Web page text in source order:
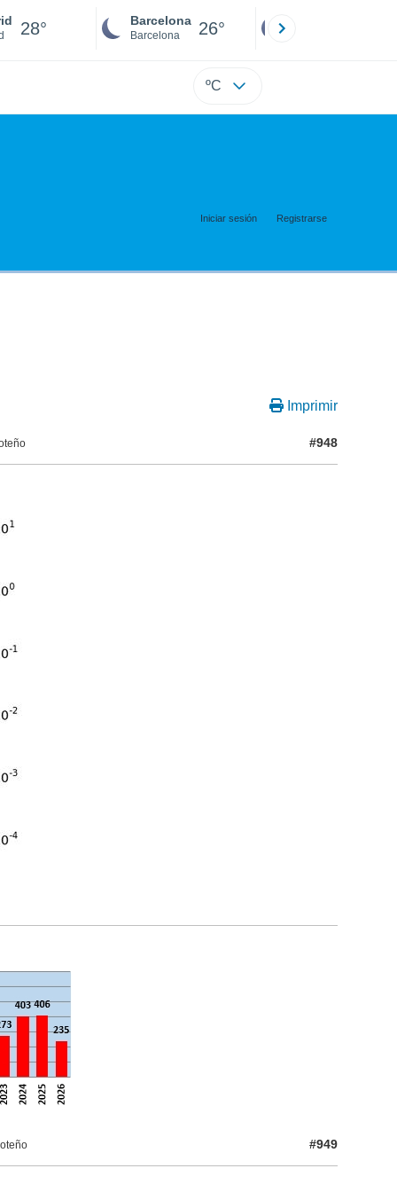
28° Barcelona
Barcelona 26°
ºC
Iniciar sesión Registrarse
Imprimir
#948
#949